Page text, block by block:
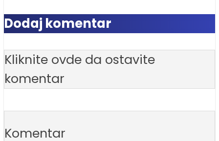
Dodaj komentar
Kliknite ovde da ostavite
komentar
Komentar